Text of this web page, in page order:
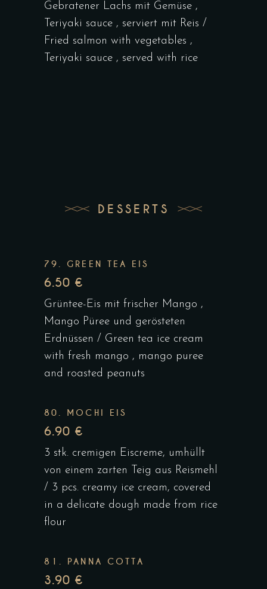
Gebratener Lachs mit Gemüse ,
Teriyaki sauce , serviert mit Reis /
Fried salmon with vegetables ,
Teriyaki sauce , served with rice
DESSERTS
79. GREEN TEA EIS
6.50 €
Grüntee-Eis mit frischer Mango ,
Mango Püree und gerösteten
Erdnüssen / Green tea ice cream
with fresh mango , mango puree
and roasted peanuts
80. MOCHI EIS
6.90 €
3 stk. cremigen Eiscreme, umhüllt
von einem zarten Teig aus Reismehl
/ 3 pcs. creamy ice cream, covered
in a delicate dough made from rice
flour
81. PANNA COTTA
3.90 €